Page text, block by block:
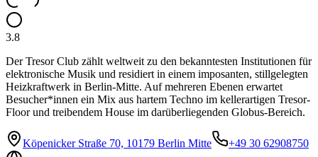
3.8
Der Tresor Club zählt weltweit zu den bekanntesten Institutionen für
elektronische Musik und residiert in einem imposanten, stillgelegten
Heizkraftwerk in Berlin-Mitte. Auf mehreren Ebenen erwartet
Besucher*innen ein Mix aus hartem Techno im kellerartigen Tresor-
Floor und treibendem House im darüberliegenden Globus-Bereich.
Köpenicker Straße 70, 10179 Berlin Mitte
+49 30 62908750